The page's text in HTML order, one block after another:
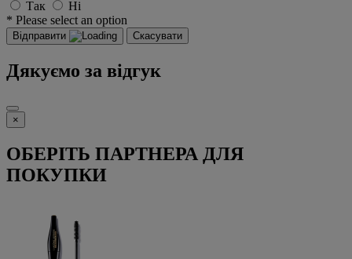
Так
Ні
* Please select an option
Відправити Скасувати
Дякуємо за відгук
×
ОБЕРІТЬ ПАРТНЕРА ДЛЯ
ПОКУПКИ